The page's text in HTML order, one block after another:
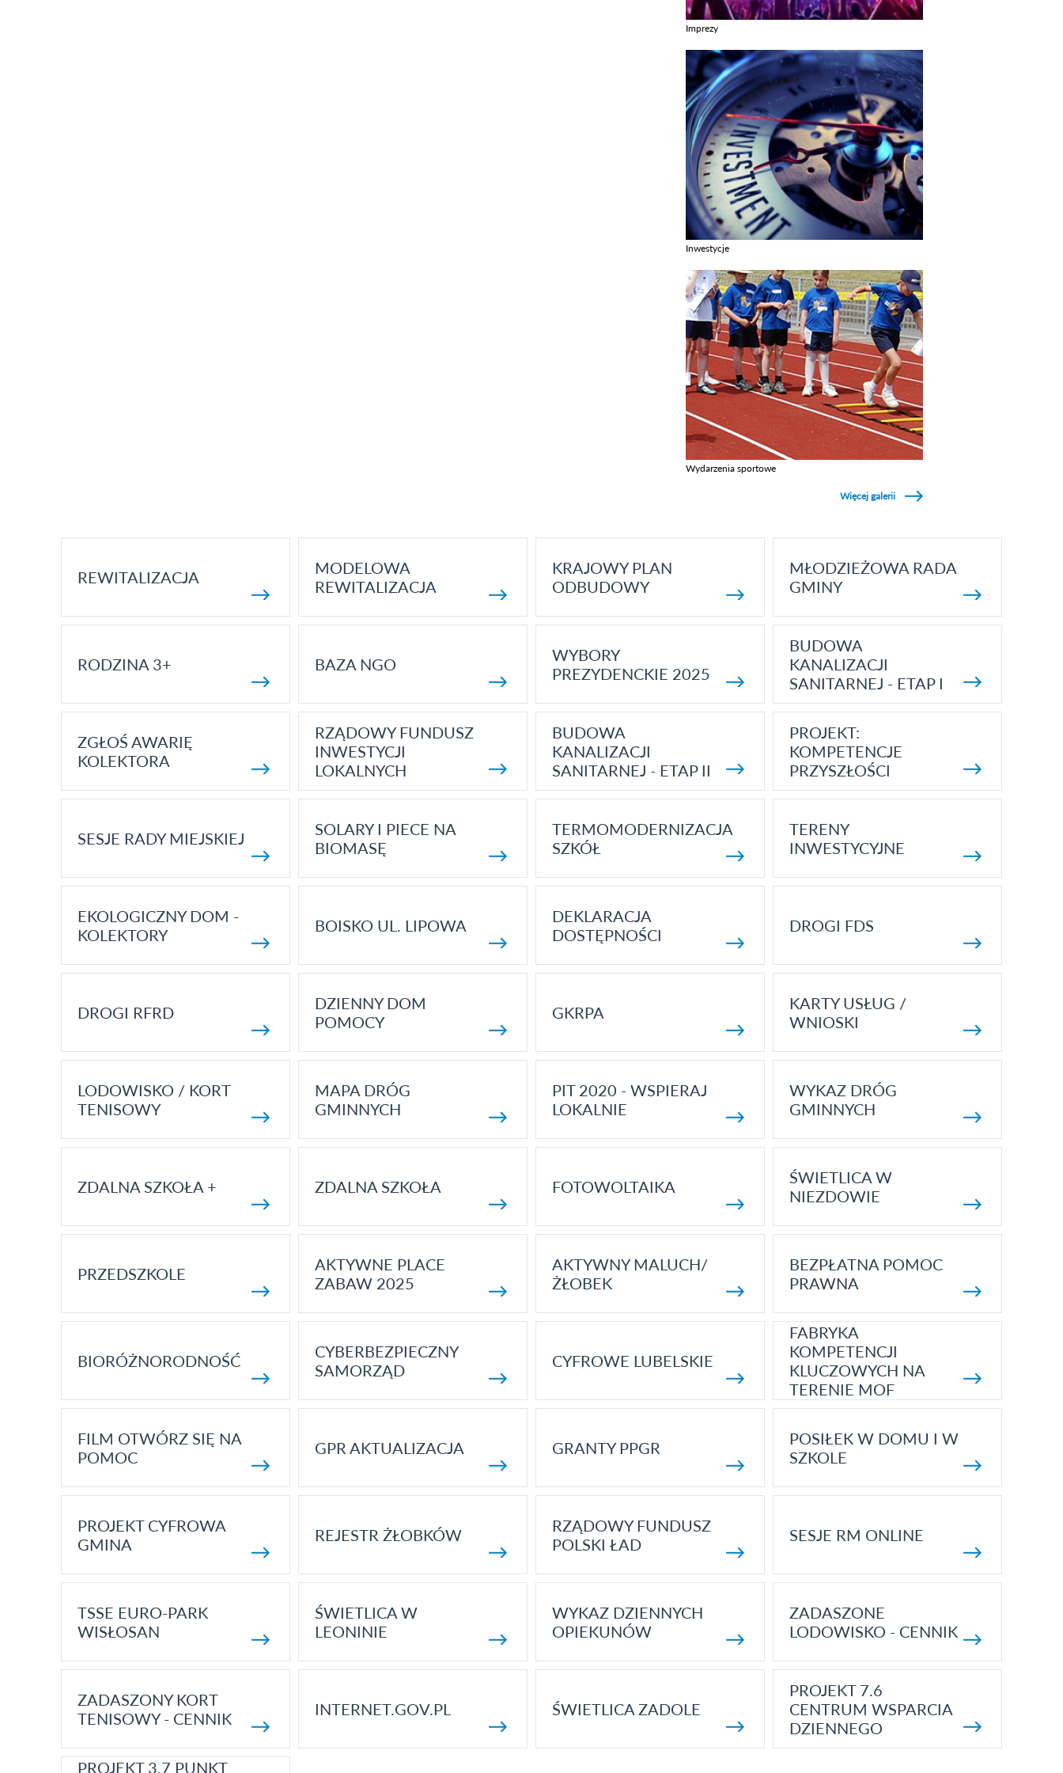
Imprezy
Inwestycje
Wydarzenia sportowe
Więcej galerii
REWITALIZACJA
MODELOWA
REWITALIZACJA
KRAJOWY PLAN
ODBUDOWY
MŁODZIEŻOWA RADA
GMINY
RODZINA 3+ BAZA NGO
WYBORY
PREZYDENCKIE 2025
BUDOWA
KANALIZACJI
SANITARNEJ - ETAP I
ZGŁOŚ AWARIĘ
KOLEKTORA
RZĄDOWY FUNDUSZ
INWESTYCJI
LOKALNYCH
BUDOWA
KANALIZACJI
SANITARNEJ - ETAP II
PROJEKT:
KOMPETENCJE
PRZYSZŁOŚCI
SESJE RADY MIEJSKIEJ
SOLARY I PIECE NA
BIOMASĘ
TERMOMODERNIZACJA
SZKÓŁ
TERENY
INWESTYCYJNE
EKOLOGICZNY DOM -
KOLEKTORY
BOISKO UL. LIPOWA
DEKLARACJA
DOSTĘPNOŚCI
DROGI FDS
DROGI RFRD
DZIENNY DOM
POMOCY
GKRPA
KARTY USŁUG /
WNIOSKI
LODOWISKO / KORT
TENISOWY
MAPA DRÓG
GMINNYCH
PIT 2020 - WSPIERAJ
LOKALNIE
WYKAZ DRÓG
GMINNYCH
ZDALNA SZKOŁA + ZDALNA SZKOŁA FOTOWOLTAIKA
ŚWIETLICA W
NIEZDOWIE
PRZEDSZKOLE
AKTYWNE PLACE
ZABAW 2025
AKTYWNY MALUCH/
ŻŁOBEK
BEZPŁATNA POMOC
PRAWNA
BIORÓŻNORODNOŚĆ
CYBERBEZPIECZNY
SAMORZĄD
CYFROWE LUBELSKIE
FABRYKA
KOMPETENCJI
KLUCZOWYCH NA
TERENIE MOF
FILM OTWÓRZ SIĘ NA
POMOC
GPR AKTUALIZACJA GRANTY PPGR
POSIŁEK W DOMU I W
SZKOLE
PROJEKT CYFROWA
GMINA
REJESTR ŻŁOBKÓW
RZĄDOWY FUNDUSZ
POLSKI ŁAD
SESJE RM ONLINE
TSSE EURO-PARK
WISŁOSAN
ŚWIETLICA W
LEONINIE
WYKAZ DZIENNYCH
OPIEKUNÓW
ZADASZONE
LODOWISKO - CENNIK
ZADASZONY KORT
TENISOWY - CENNIK
INTERNET.GOV.PL ŚWIETLICA ZADOLE
PROJEKT 7.6
CENTRUM WSPARCIA
DZIENNEGO
PROJEKT 3.7 PUNKT